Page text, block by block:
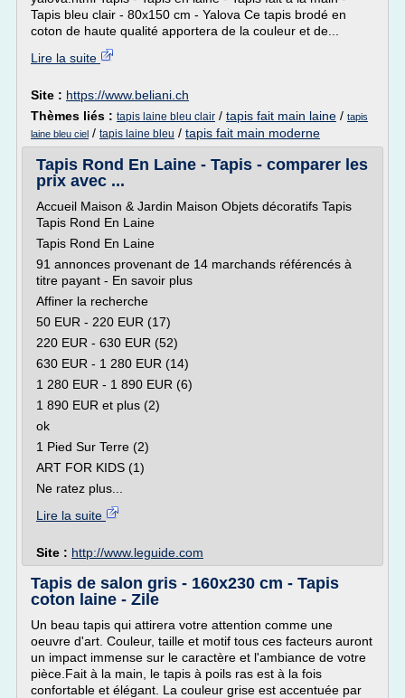
Tapis bleu clair - 80x150 cm - Yalova Ce tapis brodé en
coton de haute qualité apportera de la couleur et de...
Lire la suite
Site : https://www.beliani.ch
Thèmes liés : tapis laine bleu clair / tapis fait main laine / tapis
laine bleu ciel / tapis laine bleu / tapis fait main moderne
Tapis Rond En Laine - Tapis - comparer les
prix avec ...
Accueil Maison & Jardin Maison Objets décoratifs Tapis
Tapis Rond En Laine
Tapis Rond En Laine
91 annonces provenant de 14 marchands référencés à
titre payant - En savoir plus
Affiner la recherche
50 EUR - 220 EUR (17)
220 EUR - 630 EUR (52)
630 EUR - 1 280 EUR (14)
1 280 EUR - 1 890 EUR (6)
1 890 EUR et plus (2)
ok
1 Pied Sur Terre (2)
ART FOR KIDS (1)
Ne ratez plus...
Lire la suite
Site : http://www.leguide.com
Tapis de salon gris - 160x230 cm - Tapis
coton laine - Zile
Un beau tapis qui attirera votre attention comme une
oeuvre d'art. Couleur, taille et motif tous ces facteurs auront
un impact immense sur le caractère et l'ambiance de votre
pièce.Fait à la main, le tapis à poils ras est à la fois
confortable et élégant. La couleur grise est accentuée par